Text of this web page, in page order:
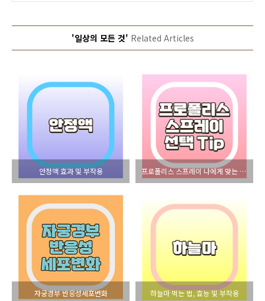
'일상의 모든 것' Related Articles
안정액 효과 및 부작용 프로폴리스 스프레이 나에게 맞는 제품 찾는 팁
자궁경부 반응성세포변화 하늘마 먹는 법, 효능 및 부작용